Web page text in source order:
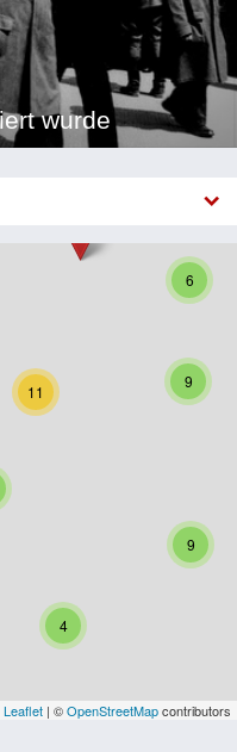
wurde
4
6
9
9
11
Leaflet | ©OpenStreetMapcontributors